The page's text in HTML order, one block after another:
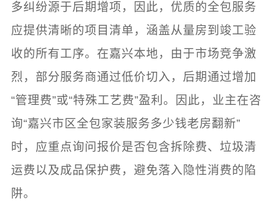
多纠纷源于后期增项，因此，优质的全包服务
应提供清晰的项目清单，涵盖从量房到竣工验
收的所有工序。在嘉兴本地，由于市场竞争激
烈，部分服务商通过低价切入，后期通过增加
“管理费”或“特殊工艺费”盈利。因此，业主在咨
询“嘉兴市区全包家装服务多少钱老房翻新”
时，应重点询问报价是否包含拆除费、垃圾清
运费以及成品保护费，避免落入隐性消费的陷
阱。